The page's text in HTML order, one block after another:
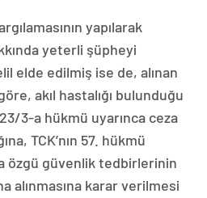
yapılarak
yeterli şüpheyi
elde edilmiş ise de, alınan
akıl hastalığı bulunduğu
3-a hükmü uyarınca ceza
TCK’nın 57. hükmü
özgü güvenlik tedbirlerinin
alınmasına karar verilmesi